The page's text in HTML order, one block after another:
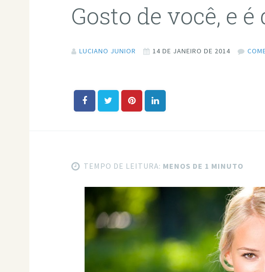
Gosto de você, e
LUCIANO JUNIOR 14 DE JANEIRO DE 2014
TEMPO DE LEITURA: MENOS DE 1 MINUTO